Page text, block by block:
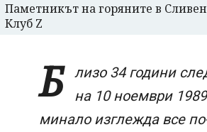
Паметникът на горяните в
Клуб Z
Б
лизо 34 години
на 10 ноември
минало изглежда все